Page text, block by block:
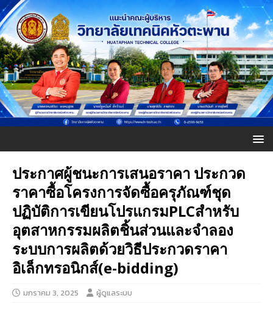
ประกาศผู้ชนะการเสนอราคา ประกวด
ราคาซื้อโครงการจัดซื้อครุภัณฑ์ชุด
ปฏิบัติการเขียนโปรแกรมPLCสำหรับ
อุตสาหกรรมผลิตชิ้นส่วนและจำลอง
ระบบการผลิตด้วยวิธีประกวดราคา
อิเล็กทรอนิกส์(e-bidding)
มกราคม 3, 2025 ผู้ดูแลระบบ